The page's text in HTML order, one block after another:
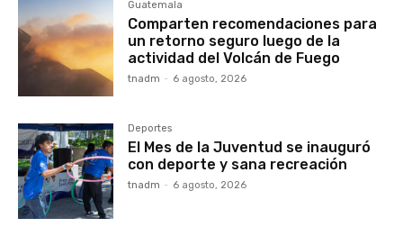
Guatemala
Comparten recomendaciones para
un retorno seguro luego de la
actividad del Volcán de Fuego
tnadm - 6 agosto, 2026
Deportes
El Mes de la Juventud se inauguró
con deporte y sana recreación
tnadm - 6 agosto, 2026